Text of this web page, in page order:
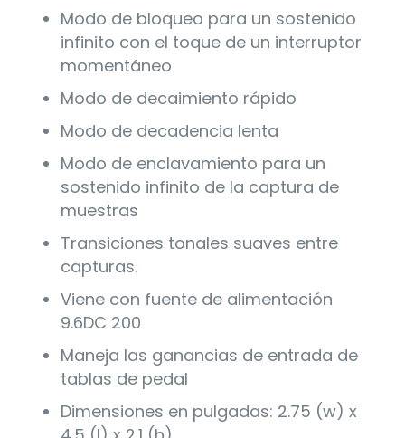
Modo de bloqueo para un sostenido
infinito con el toque de un interruptor
momentáneo
Modo de decaimiento rápido
Modo de decadencia lenta
Modo de enclavamiento para un
sostenido infinito de la captura de
muestras
Transiciones tonales suaves entre
capturas.
Viene con fuente de alimentación
9.6DC 200
Maneja las ganancias de entrada de
tablas de pedal
Dimensiones en pulgadas: 2.75 (w) x